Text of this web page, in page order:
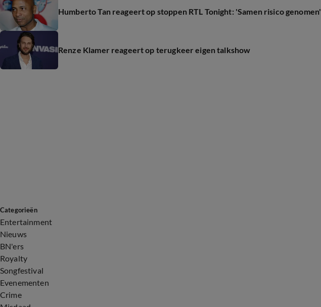
Humberto Tan reageert op stoppen RTL Tonight: 'Samen risico genomen'
Renze Klamer reageert op terugkeer eigen talkshow
Categorieën
Entertainment
Nieuws
BN'ers
Royalty
Songfestival
Evenementen
Crime